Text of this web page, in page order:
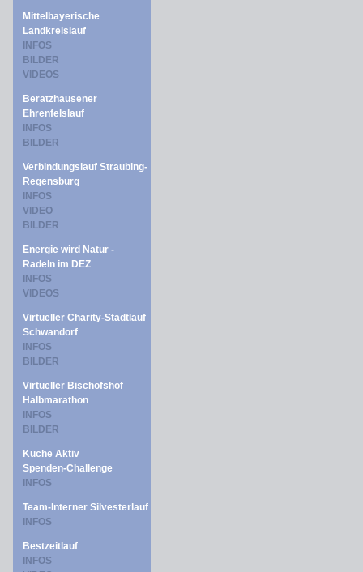
Mittelbayerische
Landkreislauf
INFOS
BILDER
VIDEOS
Beratzhausener
Ehrenfelslauf
INFOS
BILDER
Verbindungslauf Straubing-
Regensburg
INFOS
VIDEO
BILDER
Energie wird Natur -
Radeln im DEZ
INFOS
VIDEOS
Virtueller Charity-Stadtlauf
Schwandorf
INFOS
BILDER
Virtueller Bischofshof
Halbmarathon
INFOS
BILDER
Küche Aktiv
Spenden-Challenge
INFOS
Team-Interner Silvesterlauf
INFOS
Bestzeitlauf
INFOS